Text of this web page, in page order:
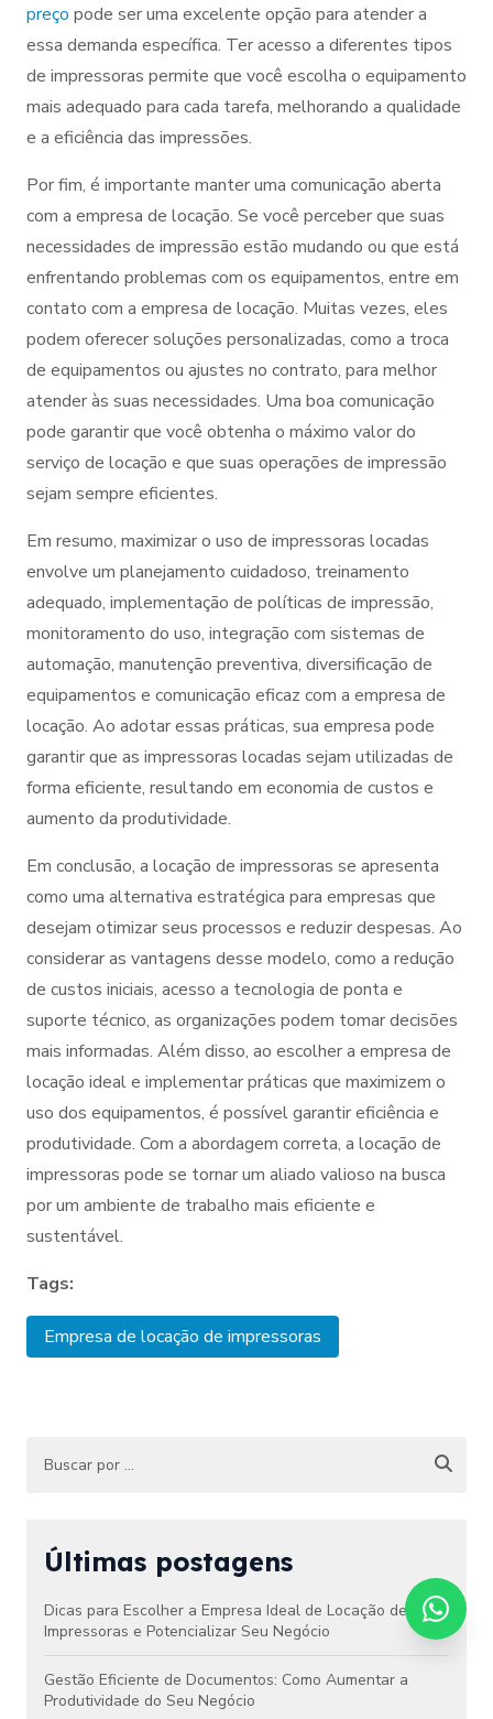
preço pode ser uma excelente opção para atender a
essa demanda específica. Ter acesso a diferentes tipos
de impressoras permite que você escolha o equipamento
mais adequado para cada tarefa, melhorando a qualidade
e a eficiência das impressões.
Por fim, é importante manter uma comunicação aberta
com a empresa de locação. Se você perceber que suas
necessidades de impressão estão mudando ou que está
enfrentando problemas com os equipamentos, entre em
contato com a empresa de locação. Muitas vezes, eles
podem oferecer soluções personalizadas, como a troca
de equipamentos ou ajustes no contrato, para melhor
atender às suas necessidades. Uma boa comunicação
pode garantir que você obtenha o máximo valor do
serviço de locação e que suas operações de impressão
sejam sempre eficientes.
Em resumo, maximizar o uso de impressoras locadas
envolve um planejamento cuidadoso, treinamento
adequado, implementação de políticas de impressão,
monitoramento do uso, integração com sistemas de
automação, manutenção preventiva, diversificação de
equipamentos e comunicação eficaz com a empresa de
locação. Ao adotar essas práticas, sua empresa pode
garantir que as impressoras locadas sejam utilizadas de
forma eficiente, resultando em economia de custos e
aumento da produtividade.
Em conclusão, a locação de impressoras se apresenta
como uma alternativa estratégica para empresas que
desejam otimizar seus processos e reduzir despesas. Ao
considerar as vantagens desse modelo, como a redução
de custos iniciais, acesso a tecnologia de ponta e
suporte técnico, as organizações podem tomar decisões
mais informadas. Além disso, ao escolher a empresa de
locação ideal e implementar práticas que maximizem o
uso dos equipamentos, é possível garantir eficiência e
produtividade. Com a abordagem correta, a locação de
impressoras pode se tornar um aliado valioso na busca
por um ambiente de trabalho mais eficiente e
sustentável.
Tags:
Empresa de locação de impressoras
Últimas postagens
Dicas para Escolher a Empresa Ideal de Locação de
Impressoras e Potencializar Seu Negócio
Gestão Eficiente de Documentos: Como Aumentar a
Produtividade do Seu Negócio